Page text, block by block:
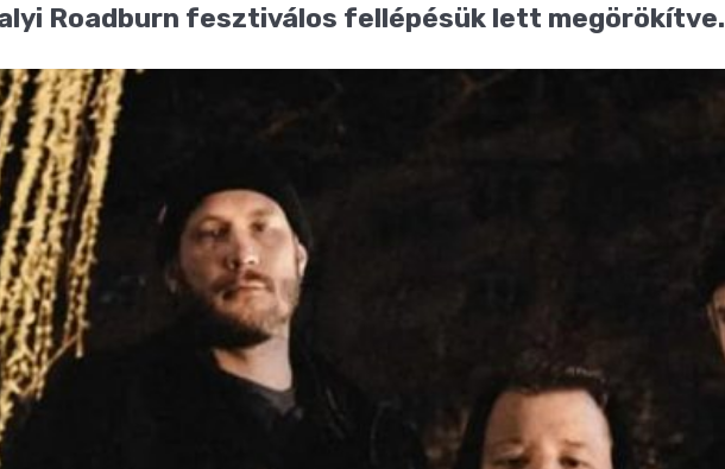
Roadburn fesztiválos fellépésük lett megörökítve.